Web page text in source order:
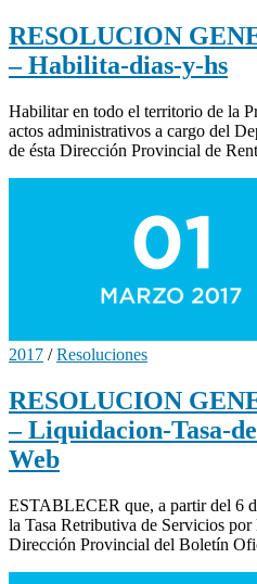
RESOLUCION
– Habilita-dias-y-hs
Habilitar en todo el territorio de la
actos administrativos a cargo del
de ésta Dirección Provincial de
2017 /Resoluciones
RESOLUCION
– Liquidacion-Tasa-
Web
ESTABLECER que, a partir del 6
la Tasa Retributiva de Servicios por
Dirección Provincial del Boletín